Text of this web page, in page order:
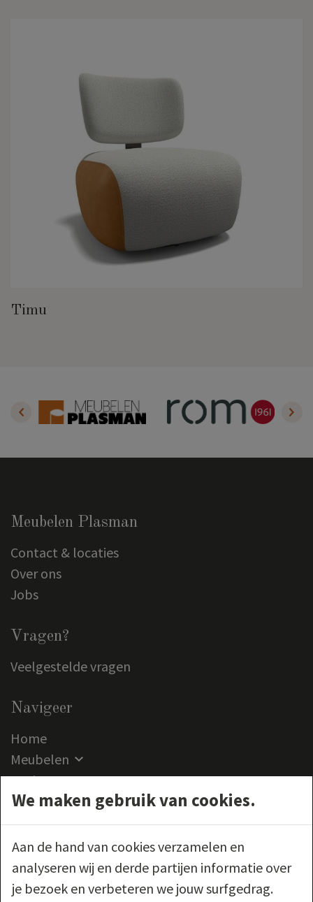
Timu
Meubelen Plasman
Contact & locaties
Over ons
Jobs
Vragen?
Veelgestelde vragen
Navigeer
Home
Meubelen
Outlet
Klantenservice
Contact
Volg ons
We maken gebruik van cookies.
Aan de hand van cookies verzamelen en
analyseren wij en derde partijen informatie over
je bezoek en verbeteren we jouw surfgedrag.